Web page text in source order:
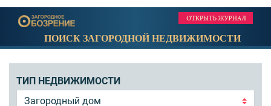
ПОИСК ЗАГОРОДНОЙ НЕДВИЖИМОСТИ
ТИП НЕДВИЖИМОСТИ